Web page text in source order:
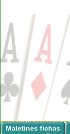
Maletines fichas